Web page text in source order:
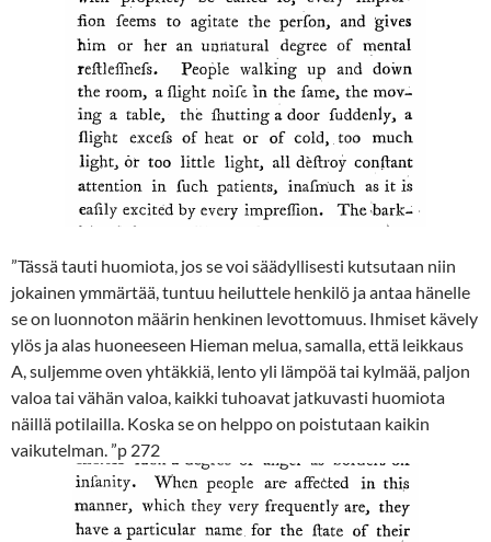
”Tässä tauti huomiota, jos se voi säädyllisesti kutsutaan niin
jokainen ymmärtää, tuntuu heiluttele henkilö ja antaa hänelle
se on luonnoton määrin henkinen levottomuus. Ihmiset kävely
ylös ja alas huoneeseen Hieman melua, samalla, että leikkaus
A, suljemme oven yhtäkkiä, lento yli lämpöä tai kylmää, paljon
valoa tai vähän valoa, kaikki tuhoavat jatkuvasti huomiota
näillä potilailla. Koska se on helppo on poistutaan kaikin
vaikutelman. ”p 272